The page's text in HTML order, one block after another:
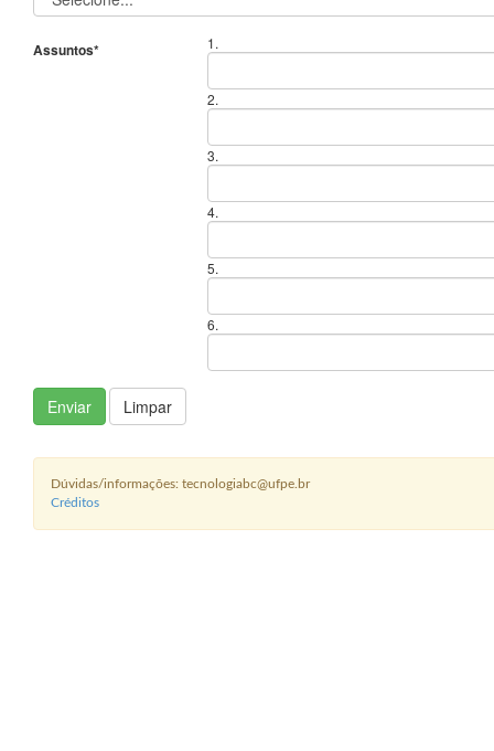
Assuntos* 1.
2.
3.
4.
5.
6.
Enviar Limpar
Dúvidas/informações: tecnologiabc@ufpe.br
Créditos